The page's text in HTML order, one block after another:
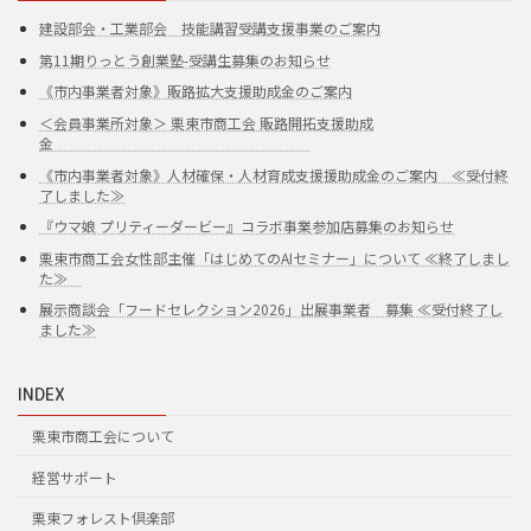
建設部会・工業部会 技能講習受講支援事業のご案内
第11期りっとう創業塾-受講生募集のお知らせ
《市内事業者対象》販路拡大支援助成金のご案内
＜会員事業所対象＞ 栗東市商工会 販路開拓支援助成
金
《市内事業者対象》人材確保・人材育成支援援助成金のご案内 ≪受付終
了しました≫
『ウマ娘 プリティーダービー』コラボ事業参加店募集のお知らせ
栗東市商工会女性部主催「はじめてのAIセミナー」について ≪終了しまし
た≫
展示商談会「フードセレクション2026」出展事業者 募集 ≪受付終了し
ました≫
INDEX
栗東市商工会について
経営サポート
栗東フォレスト倶楽部